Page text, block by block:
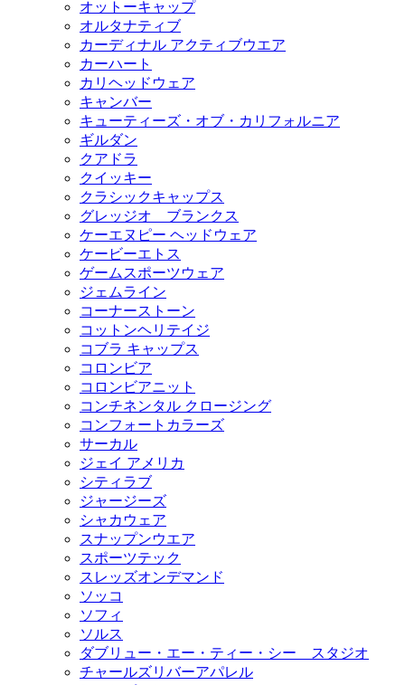
オットーキャップ
オルタナティブ
カーディナル アクティブウエア
カーハート
カリヘッドウェア
キャンバー
キューティーズ・オブ・カリフォルニア
ギルダン
クアドラ
クイッキー
クラシックキャップス
グレッジオ ブランクス
ケーエヌピー ヘッドウェア
ケービーエトス
ゲームスポーツウェア
ジェムライン
コーナーストーン
コットンヘリテイジ
コブラ キャップス
コロンビア
コロンビアニット
コンチネンタル クロージング
コンフォートカラーズ
サーカル
ジェイ アメリカ
シティラブ
ジャージーズ
シャカウェア
スナップンウエア
スポーツテック
スレッズオンデマンド
ソッコ
ソフィ
ソルス
ダブリュー・エー・ティー・シー スタジオ
チャールズリバーアパレル